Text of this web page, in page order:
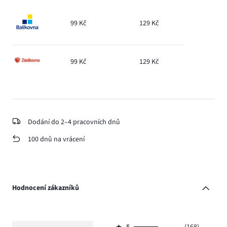
99 Kč 129 Kč
99 Kč 129 Kč
Dodání do 2–4 pracovních dnů
100 dnů na vrácení
Hodnocení zákazníků